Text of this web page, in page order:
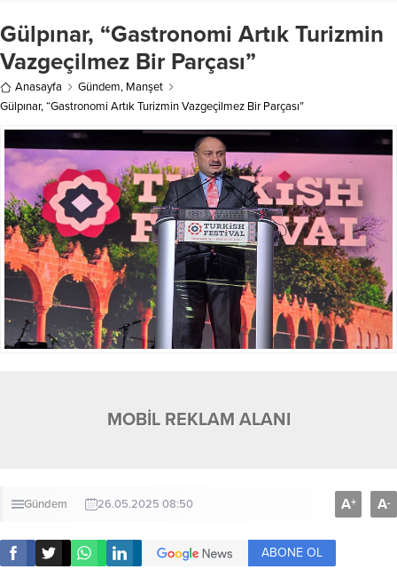
Gülpınar, “Gastronomi Artık Turizmin
Vazgeçilmez Bir Parçası”
Anasayfa Gündem, Manşet
Gülpınar, “Gastronomi Artık Turizmin Vazgeçilmez Bir Parçası”
MOBİL REKLAM ALANI
Gündem 26.05.2025 08:50 A+ A-
ABONE OL